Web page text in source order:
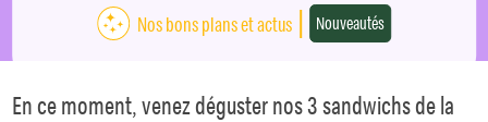
Nos bons plans et actus Nouveautés
En ce moment, venez déguster nos 3 sandwichs de la